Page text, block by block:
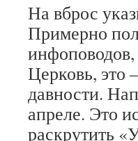
На вброс
Примерно
инфоповодов,
Церковь, это
давности.
апреле. Это
раскрутить